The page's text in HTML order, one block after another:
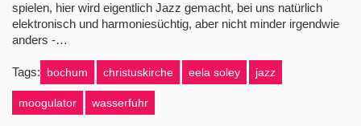
spielen, hier wird eigentlich Jazz gemacht, bei uns natürlich
elektronisch und harmoniesüchtig, aber nicht minder irgendwie
anders -…
Tags: bochum christuskirche eela soley jazz
moogulator wasserfuhr